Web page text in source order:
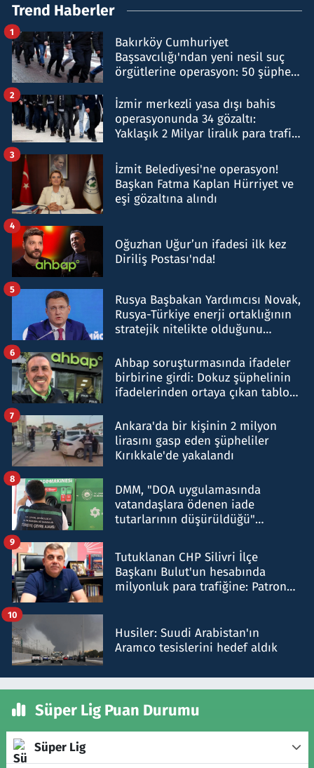
Trend Haberler
Bakırköy Cumhuriyet
Başsavcılığı'ndan yeni nesil suç
örgütlerine operasyon: 50 şüpheli
1
İzmir merkezli yasa dışı bahis
operasyonunda 34 gözaltı:
Yaklaşık 2 Milyar liralık para trafiği
2
İzmit Belediyesi'ne operasyon!
Başkan Fatma Kaplan Hürriyet ve
eşi gözaltına alındı
3
Oğuzhan Uğur’un ifadesi ilk kez
Diriliş Postası'nda!
4
Rusya Başbakan Yardımcısı Novak,
Rusya-Türkiye enerji ortaklığının
stratejik nitelikte olduğunu
5
Ahbap soruşturmasında ifadeler
birbirine girdi: Dokuz şüphelinin
ifadelerinden ortaya çıkan tablo
6
Ankara'da bir kişinin 2 milyon
lirasını gasp eden şüpheliler
Kırıkkale'de yakalandı
7
DMM, "DOA uygulamasında
vatandaşlara ödenen iade
tutarlarının düşürüldüğü"
8
Tutuklanan CHP Silivri İlçe
Başkanı Bulut'un hesabında
milyonluk para trafiğine: Patron
9
Husiler: Suudi Arabistan'ın
Aramco tesislerini hedef aldık
10
Süper Lig Puan Durumu
Süper Lig